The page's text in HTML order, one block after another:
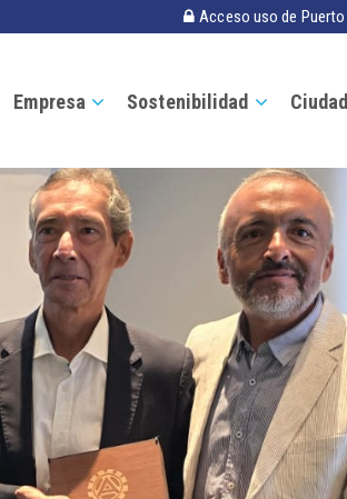
Acceso uso de Puerto
Empresa Sostenibilidad Ciudad